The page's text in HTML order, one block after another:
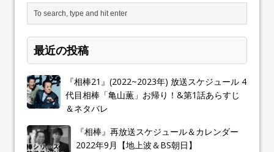
最近の投稿
『相棒21』(2022~2023年) 放送スケジュール 4
代目相棒「亀山薫」お帰り！&第1話あらすじ
＆ネタバレ
『相棒』再放送スケジュール＆カレンダー
2022年9月【地上波＆BS朝日】